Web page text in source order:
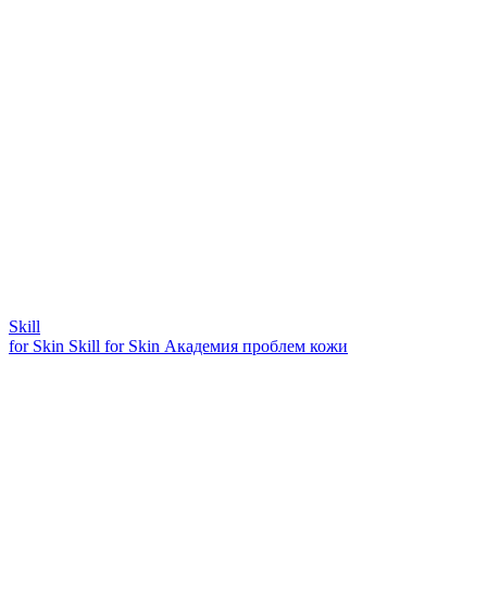
Skill
for Skin Skill for Skin Академия проблем кожи